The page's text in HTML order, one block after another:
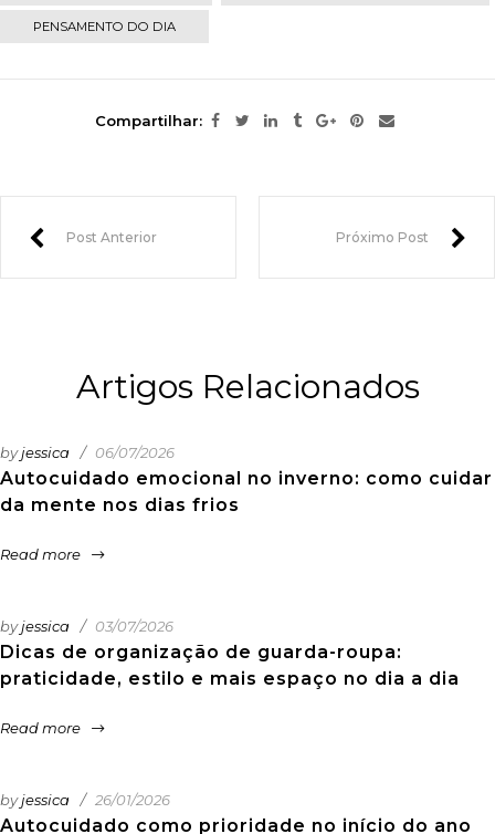
PENSAMENTO DO DIA
Compartilhar:
Post Anterior Próximo Post
Artigos Relacionados
Autocuidado emocional no inverno: como cuidar
da mente nos dias frios
byjessica 06/07/2026
Read more
Dicas de organização de guarda-roupa:
praticidade, estilo e mais espaço no dia a dia
byjessica 03/07/2026
Read more
Autocuidado como prioridade no início do ano
byjessica 26/01/2026